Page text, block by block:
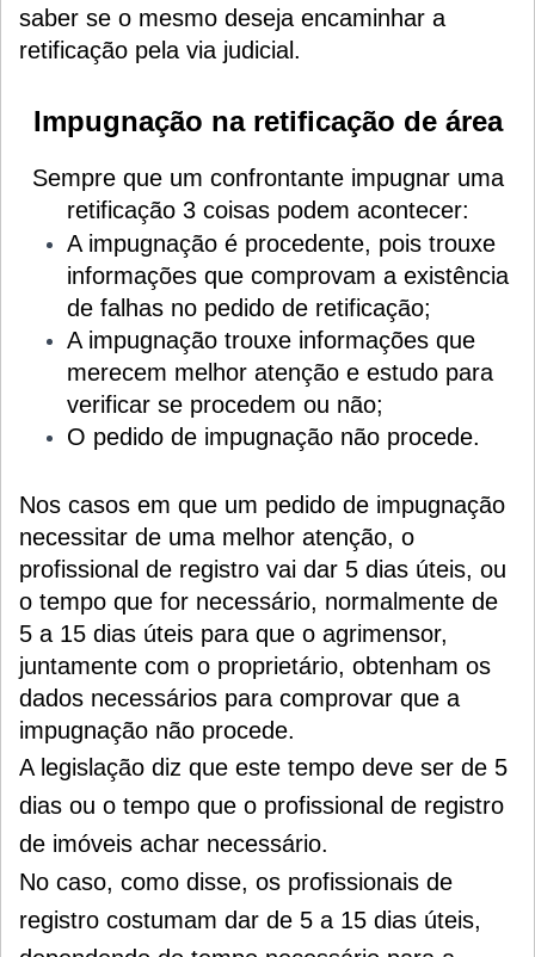
saber se o mesmo deseja encaminhar a
retificação pela via judicial.
Impugnação na retificação de área
Sempre que um confrontante impugnar uma
retificação 3 coisas podem acontecer:
A impugnação é procedente, pois trouxe
informações que comprovam a existência
de falhas no pedido de retificação;
A impugnação trouxe informações que
merecem melhor atenção e estudo para
verificar se procedem ou não;
O pedido de impugnação não procede.
Nos casos em que um pedido de impugnação
necessitar de uma melhor atenção, o
profissional de registro vai dar 5 dias úteis, ou
o tempo que for necessário, normalmente de
5 a 15 dias úteis para que o agrimensor,
juntamente com o proprietário, obtenham os
dados necessários para comprovar que a
impugnação não procede.
A legislação diz que este tempo deve ser de 5
dias ou o tempo que o profissional de registro
de imóveis achar necessário.
No caso, como disse, os profissionais de
registro costumam dar de 5 a 15 dias úteis,